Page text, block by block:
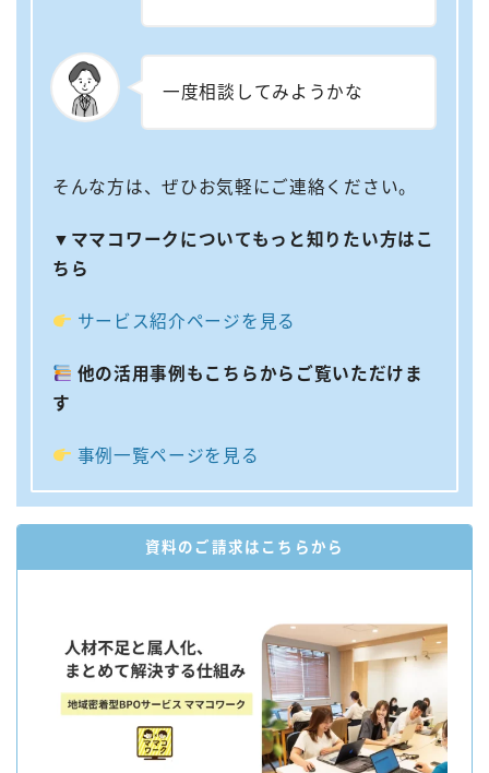
一度相談してみようかな
そんな方は、ぜひお気軽にご連絡ください。
▼ママコワークについてもっと知りたい方はこ
ちら
サービス紹介ページを見る
他の活用事例もこちらからご覧いただけま
す
事例一覧ページを見る
資料のご請求はこちらから